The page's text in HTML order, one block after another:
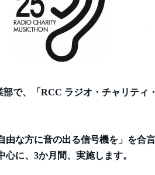
で、「RCC ラジオ・チャリテ
な方に音の出る信号機を」を合
に、3か月間、実施します。